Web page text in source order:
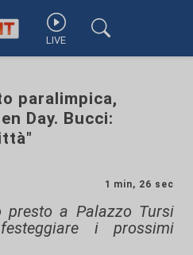
LIVE
paralimpica,
Day. Bucci:
1 min, 26 sec
presto a Palazzo Tursi
i prossimi